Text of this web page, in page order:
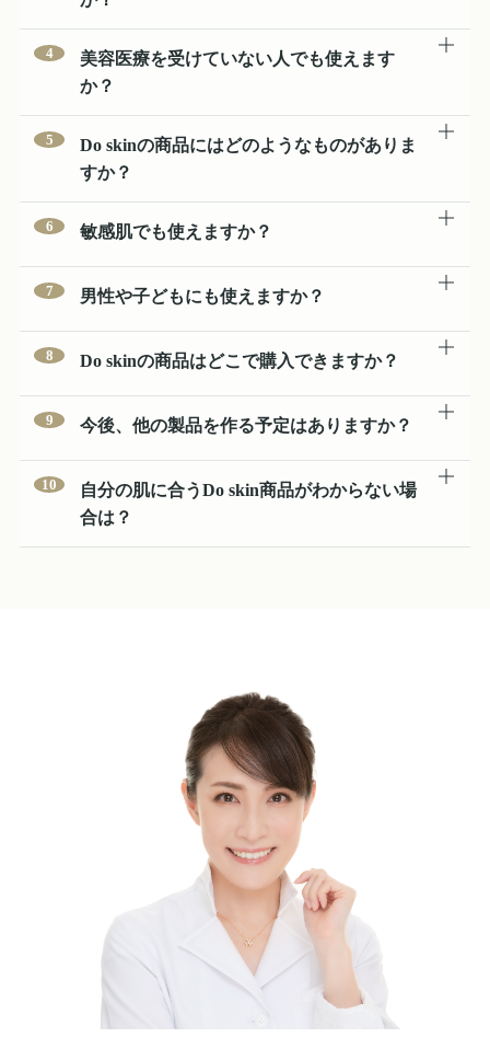
にこだわり、クリニック発のスキンケアとして開発しまし
Do skinが大切にしているのは、肌を「整える」「守る」
「つづけられる」ことです。 美容成分で肌を整え、紫外線
なく続けられる処方設計を目指しています。
4
美容医療を受けていない人でも使えます
か？
使用できます。Do skinは、クリニックに通っている方だけ
でなく、毎日のスキンケアを見直したい方にも取り入れやす
師またはスタッフへご相談ください。
5
Do skinの商品にはどのようなものがありま
すか？
現在は、美容液の「Do skin リバースセラム」と、日焼け止
めの「Do skin ピュアUVディフェンスミルク」を展開してい
ます。 リバースセラムは肌をうるおいで整える美容液、ピ
ュアUVディフェンスミルクは毎日の紫外線対策に使いやす
い日焼け止めです。
6 敏感肌でも使えますか？
敏感肌の方にも使いやすい処方を目指していますが、すべて
の方に刺激が起こらないわけではありません。 赤み・かゆ
み・ヒリつきがある場合は、使用頻度を調整し、無理に続け
ず医師またはスタッフへご相談ください。
7 男性や子どもにも使えますか？
商品によっては、男性やお子さまにも使いやすいものがあり
ます。 特にピュアUVディフェンスミルクは、白浮きやべた
つきが苦手な方にも使いやすい軽い使用感を目指した日焼け
止めです。 お子さまや敏感肌の方に使用する場合は、少量
から試すことをおすすめします。
8 Do skinの商品はどこで購入できますか？
Do skinの商品は、ミサクリニック六本木本院または公式オ
ンラインショップで購入できます。 肌状態に合わせた使い
方や、他のスキンケア製品との組み合わせについて相談した
い方は、クリニックでのご相談も可能です。
9 今後、他の製品を作る予定はありますか？
はい。現在、患者様からのご要望が多い化粧品を中心に、
日々のスキンケアに取り入れやすい製品を開発中です。 今
10
自分の肌に合うDo skin商品がわからない場
合は？